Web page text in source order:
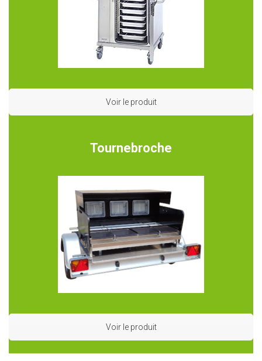
Voir le produit
Tournebroche
Voir le produit